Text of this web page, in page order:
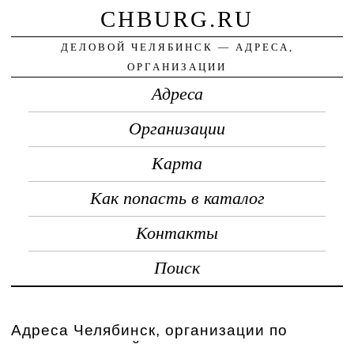
CHBURG.RU
ДЕЛОВОЙ ЧЕЛЯБИНСК — АДРЕСА,
ОРГАНИЗАЦИИ
Адреса
Организации
Карта
Как попасть в каталог
Контакты
Поиск
Адреса Челябинск, организации по